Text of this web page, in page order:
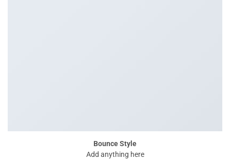
Bounce Style
Add anything here